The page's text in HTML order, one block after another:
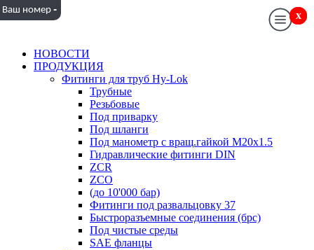
НОВОСТИ
ПРОДУКЦИЯ
Фитинги для труб Hy-Lok
Трубные
Резьбовые
Под приварку
Под шланги
Под манометр с вращ.гайкой M20x1.5
Гидравлические фитинги DIN
ZCR
ZCO
(до 10'000 бар)
Фитинги под развальцовку 37
Быстроразъемные соединения (брс)
Под чистые среды
SAE фланцы
x
Ваш номер - x